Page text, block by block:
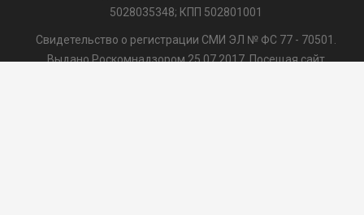
5028035348; КПП 502801001
Свидетельство о регистрации СМИ ЭЛ № ФС 77 - 70501.
Выдано Роскомнадзором 25.07.2017. Посещая сайт